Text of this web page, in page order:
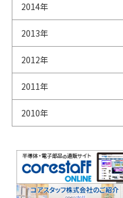
2014年
2013年
2012年
2011年
2010年